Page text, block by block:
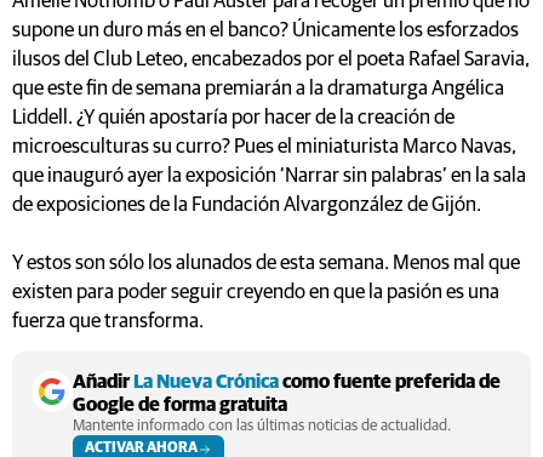
supone un duro más en el banco? Únicamente los esforzados
ilusos del Club Leteo, encabezados por el poeta Rafael Saravia,
que este fin de semana premiarán a la dramaturga Angélica
Liddell. ¿Y quién apostaría por hacer de la creación de
microesculturas su curro? Pues el miniaturista Marco Navas,
que inauguró ayer la exposición ‘Narrar sin palabras’ en la sala
de exposiciones de la Fundación Alvargonzález de Gijón.
Y estos son sólo los alunados de esta semana. Menos mal que
existen para poder seguir creyendo en que la pasión es una
fuerza que transforma.
Añadir La Nueva Crónicacomo fuente preferida de
Google de forma gratuita
Mantente informado con las últimas noticias de actualidad.
ACTIVAR AHORA